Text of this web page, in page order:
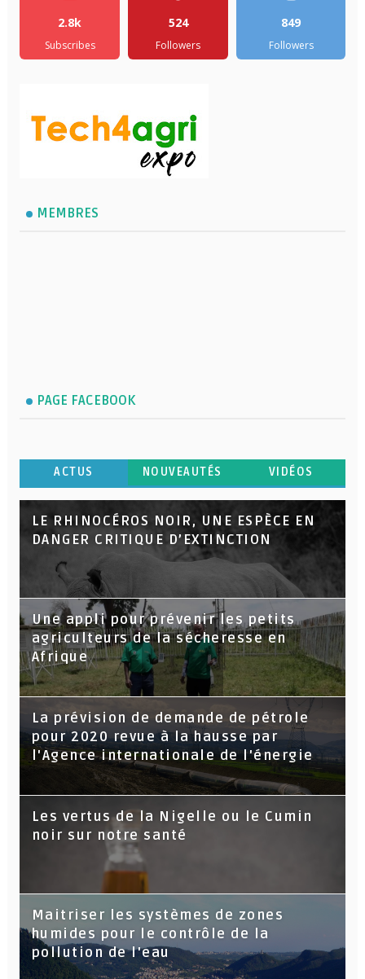
2.8k
Subscribes
524
Followers
849
Followers
MEMBRES
PAGE FACEBOOK
ACTUS NOUVEAUTÉS VIDÉOS
LE RHINOCÉROS NOIR, UNE ESPÈCE EN
DANGER CRITIQUE D’EXTINCTION
Une appli pour prévenir les petits
agriculteurs de la sécheresse en
Afrique
La prévision de demande de pétrole
pour 2020 revue à la hausse par
l'Agence internationale de l'énergie
Les vertus de la Nigelle ou le Cumin
noir sur notre santé
Maitriser les systèmes de zones
humides pour le contrôle de la
pollution de l'eau